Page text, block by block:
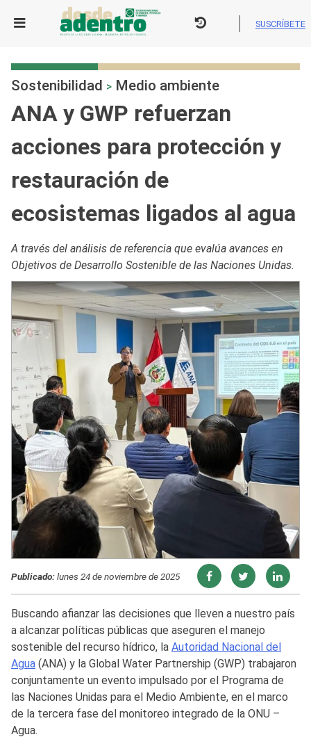
SUSCRÍBETE
Sostenibilidad > Medio ambiente
ANA y GWP refuerzan
acciones para protección y
restauración de
ecosistemas ligados al agua
A través del análisis de referencia que evalúa avances en
Objetivos de Desarrollo Sostenible de las Naciones Unidas.
Publicado:lunes 24 de noviembre de 2025
Buscando afianzar las decisiones que lleven a nuestro país
a alcanzar políticas públicas que aseguren el manejo
sostenible del recurso hídrico, la Autoridad Nacional del
Agua (ANA) y la Global Water Partnership (GWP) trabajaron
conjuntamente un evento impulsado por el Programa de
las Naciones Unidas para el Medio Ambiente, en el marco
de la tercera fase del monitoreo integrado de la ONU –
Agua.